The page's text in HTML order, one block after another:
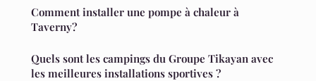
Comment installer une pompe à chaleur à
Taverny?
Quels sont les campings du Groupe Tikayan avec
les meilleures installations sportives ?